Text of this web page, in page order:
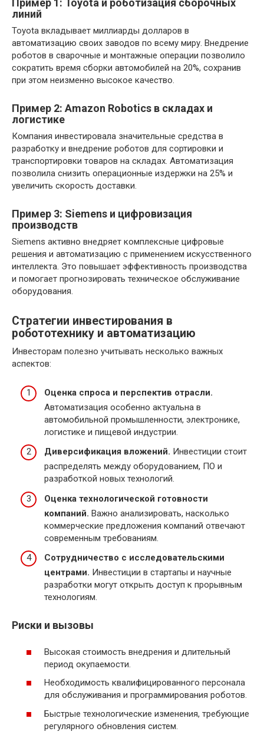
Пример 1: Toyota и роботизация сборочных
линий
Toyota вкладывает миллиарды долларов в
автоматизацию своих заводов по всему миру. Внедрение
роботов в сварочные и монтажные операции позволило
сократить время сборки автомобилей на 20%, сохранив
при этом неизменно высокое качество.
Пример 2: Amazon Robotics в складах и
логистике
Компания инвестировала значительные средства в
разработку и внедрение роботов для сортировки и
транспортировки товаров на складах. Автоматизация
позволила снизить операционные издержки на 25% и
увеличить скорость доставки.
Пример 3: Siemens и цифровизация
производств
Siemens активно внедряет комплексные цифровые
решения и автоматизацию c применением искусственного
интеллекта. Это повышает эффективность производства
и помогает прогнозировать техническое обслуживание
оборудования.
Стратегии инвестирования в
робототехнику и автоматизацию
Инвесторам полезно учитывать несколько важных
аспектов:
Оценка спроса и перспектив отрасли.
Автоматизация особенно актуальна в
автомобильной промышленности, электронике,
логистике и пищевой индустрии.
Диверсификация вложений. Инвестиции стоит
распределять между оборудованием, ПО и
разработкой новых технологий.
Оценка технологической готовности
компаний. Важно анализировать, насколько
коммерческие предложения компаний отвечают
современным требованиям.
Сотрудничество с исследовательскими
центрами. Инвестиции в стартапы и научные
разработки могут открыть доступ к прорывным
технологиям.
Риски и вызовы
Высокая стоимость внедрения и длительный
период окупаемости.
Необходимость квалифицированного персонала
для обслуживания и программирования роботов.
Быстрые технологические изменения, требующие
регулярного обновления систем.